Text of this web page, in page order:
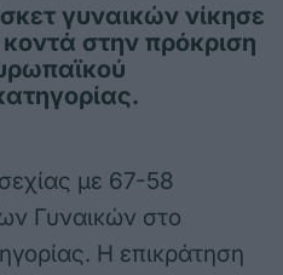
γυναικών νίκησε
κοντά στην πρόκριση
με 67-58
Γυναικών στο
Η επικράτηση